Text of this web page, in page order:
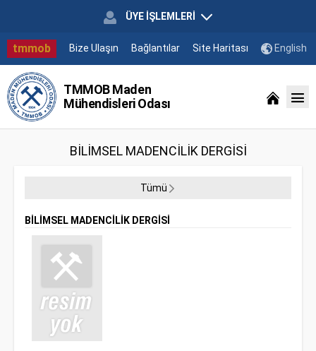
ÜYE İŞLEMLERİ
tmmob Bize Ulaşın Bağlantılar Site Haritası English
TMMOB Maden
Mühendisleri Odası
BİLİMSEL MADENCİLİK DERGİSİ
Tümü
BİLİMSEL MADENCİLİK DERGİSİ